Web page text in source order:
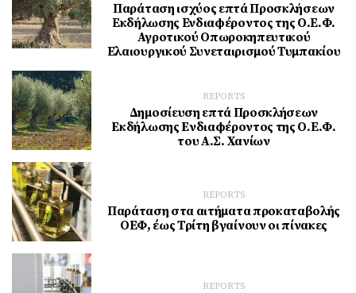
Παράταση ισχύος επτά Προσκλήσεων
Εκδήλωσης Ενδιαφέροντος της Ο.Ε.Φ.
Αγροτικού Οπωροκηπευτικού
Ελαιουργικού Συνεταιρισμού Τυμπακίου
REPORTS
Δημοσίευση επτά Προσκλήσεων
Eκδήλωσης Eνδιαφέροντος της Ο.Ε.Φ.
του Α.Σ. Χανίων
REPORTS
Παράταση στα αιτήματα προκαταβολής
ΟΕΦ, έως Τρίτη βγαίνουν οι πίνακες
REPORTS